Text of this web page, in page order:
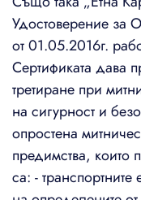
Удостоверение за
от 01.05.2016г.
Сертификата дава
третиране при
на сигурност и
опростена
предимства, които
са: -